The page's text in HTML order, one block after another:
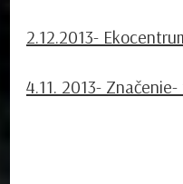
2.12.2013-
4.11. 2013-